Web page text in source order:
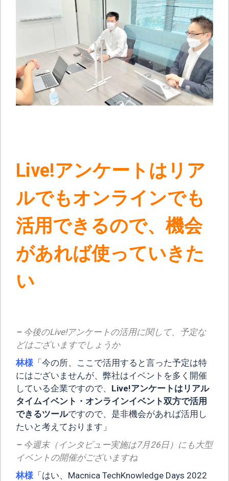
Live!アンケートはリア
ルでもオンラインでも
活用できるので、機会
があれば使っていきた
い
– 今後のLive!アンケートの活用に関して、予定な
どはございますでしょうか
林様 「今の所、ここで活用すると言った予定は特
にはございませんが、弊社はイベントを多く開催
している企業ですので、 Live!アンケートはリアル
タイムイベント・オンラインイベント双方で活用
できるツールですので、是非機会があれば活用し
たいと考えております」
– 今週末（インタビュー実施は7月26日）にも大型
イベントの開催がございますね
林様 「はい、Macnica TechKnowledge Days 2022